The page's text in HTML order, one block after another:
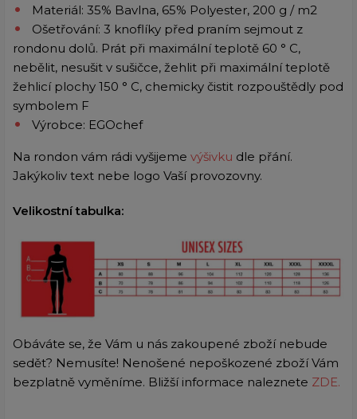
Materiál: 35% Bavlna, 65% Polyester, 200 g / m2
Ošetřování: 3 knoflíky před praním sejmout z
rondonu dolů. Prát při maximální teplotě 60 ° C,
nebělit, nesušit v sušičce, žehlit při maximální teplotě
žehlicí plochy 150 ° C, chemicky čistit rozpouštědly pod
symbolem F
Výrobce: EGOchef
Na rondon vám rádi vyšijeme výšivku dle přání.
Jakýkoliv text nebe logo Vaší provozovny.
Velikostní tabulka:
Obáváte se, že Vám u nás zakoupené zboží nebude
sedět? Nemusíte! Nenošené nepoškozené zboží Vám
bezplatně vyměníme. Bližší informace naleznete ZDE.